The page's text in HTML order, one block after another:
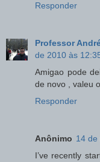
Responder
Professor
de 2010 às
Amigao pode
de novo , valeu
Responder
Anônimo 14 de
I’ve recently